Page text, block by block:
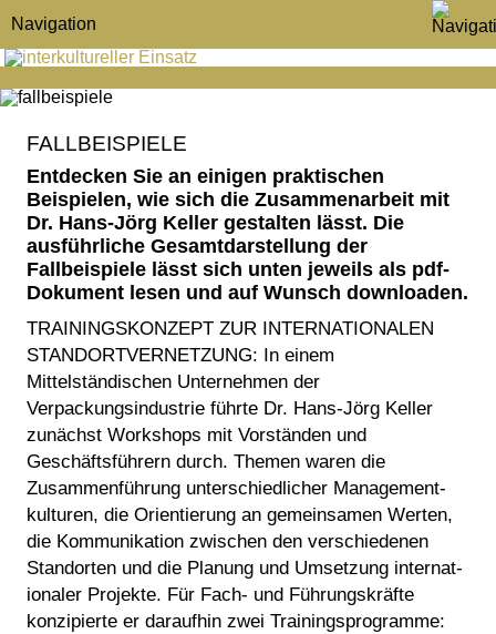
Navigation
FALLBEISPIELE
Entdecken Sie an einigen praktischen
Beispielen, wie sich die Zusammenarbeit mit
Dr. Hans-Jörg Keller gestalten lässt. Die
ausführliche Gesamtdarstellung der
Fallbeispiele lässt sich unten jeweils als pdf-
Dokument lesen und auf Wunsch downloaden.
TRAININGSKONZEPT ZUR INTERNATIONALEN
STANDORTVERNETZUNG: In einem
Mittelständischen Un­ter­neh­men der
Verpackungsindustrie führte Dr. Hans-Jörg Keller
zunächst Workshops mit Vorständen und
Geschäftsführern durch. Themen waren die
Zusammenführung unterschiedlicher Man­age­ment­
kul­tu­ren, die Orientierung an gemeinsamen Werten,
die Kommunikation zwischen den verschiedenen
Standorten und die Planung und Umsetzung in­ter­nat­
io­na­ler Projekte. Für Fach- und Führungskräfte
konzipierte er daraufhin zwei Trainingsprogramme: